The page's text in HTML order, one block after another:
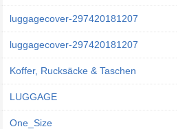
luggagecover-297420181207
luggagecover-297420181207
Koffer, Rucksäcke & Taschen
LUGGAGE
One_Size